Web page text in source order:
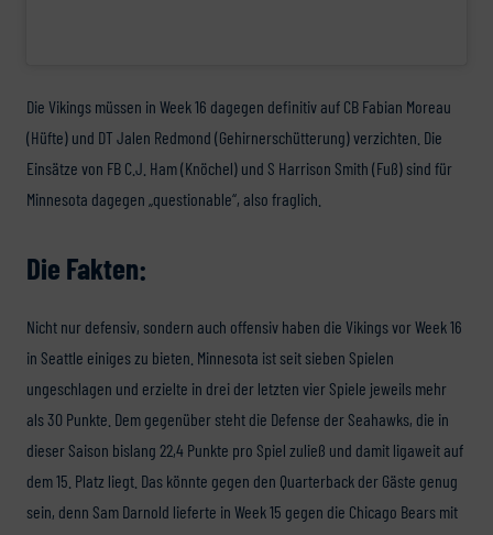
Die Vikings müssen in Week 16 dagegen definitiv auf CB Fabian Moreau
(Hüfte) und DT Jalen Redmond (Gehirnerschütterung) verzichten. Die
Einsätze von FB C.J. Ham (Knöchel) und S Harrison Smith (Fuß) sind für
Minnesota dagegen „questionable“, also fraglich.
Die Fakten:
Nicht nur defensiv, sondern auch offensiv haben die Vikings vor Week 16
in Seattle einiges zu bieten. Minnesota ist seit sieben Spielen
ungeschlagen und erzielte in drei der letzten vier Spiele jeweils mehr
als 30 Punkte. Dem gegenüber steht die Defense der Seahawks, die in
dieser Saison bislang 22,4 Punkte pro Spiel zuließ und damit ligaweit auf
dem 15. Platz liegt. Das könnte gegen den Quarterback der Gäste genug
sein, denn Sam Darnold lieferte in Week 15 gegen die Chicago Bears mit